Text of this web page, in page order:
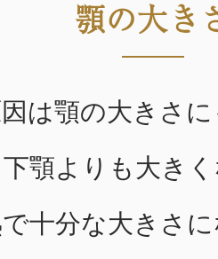
顎の大き
は顎の大きさ
顎よりも大き
十分な大きさ